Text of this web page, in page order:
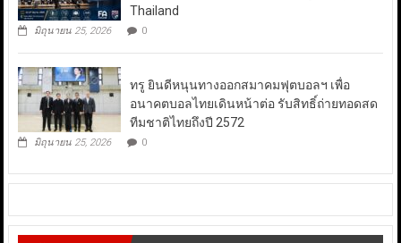
Thailand
มิถุนายน 25, 2026 0
ทรู ยินดีหนุนทางออกสมาคมฟุตบอลฯ เพื่อ
อนาคตบอลไทยเดินหน้าต่อ รับสิทธิ์ถ่ายทอดสด
ทีมชาติไทยถึงปี 2572
มิถุนายน 25, 2026 0